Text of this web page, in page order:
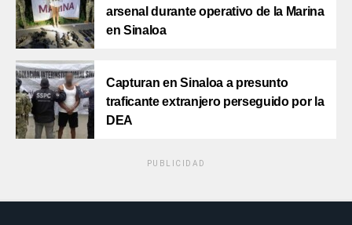
arsenal durante operativo de la Marina
en Sinaloa
Capturan en Sinaloa a presunto
traficante extranjero perseguido por la
DEA
PUBLICIDAD